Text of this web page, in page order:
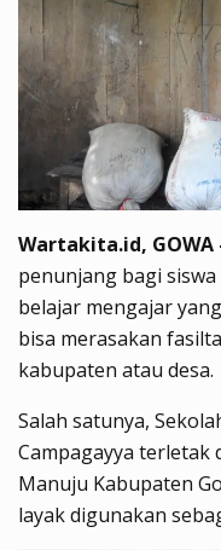
Wartakita.id, GOWA
penunjang bagi
belajar mengajar
bisa merasakan
kabupaten atau desa.
Salah satunya,
Campagayya terletak
Manuju Kabupaten
layak digunakan